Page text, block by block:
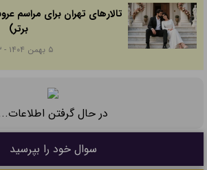
تالارهای تهران برای مراسم
برتر)
۵ بهمن ۱۴۰۴ - ۲۲:۱۳
در حال گرفتن
سوال خود را بپرسید